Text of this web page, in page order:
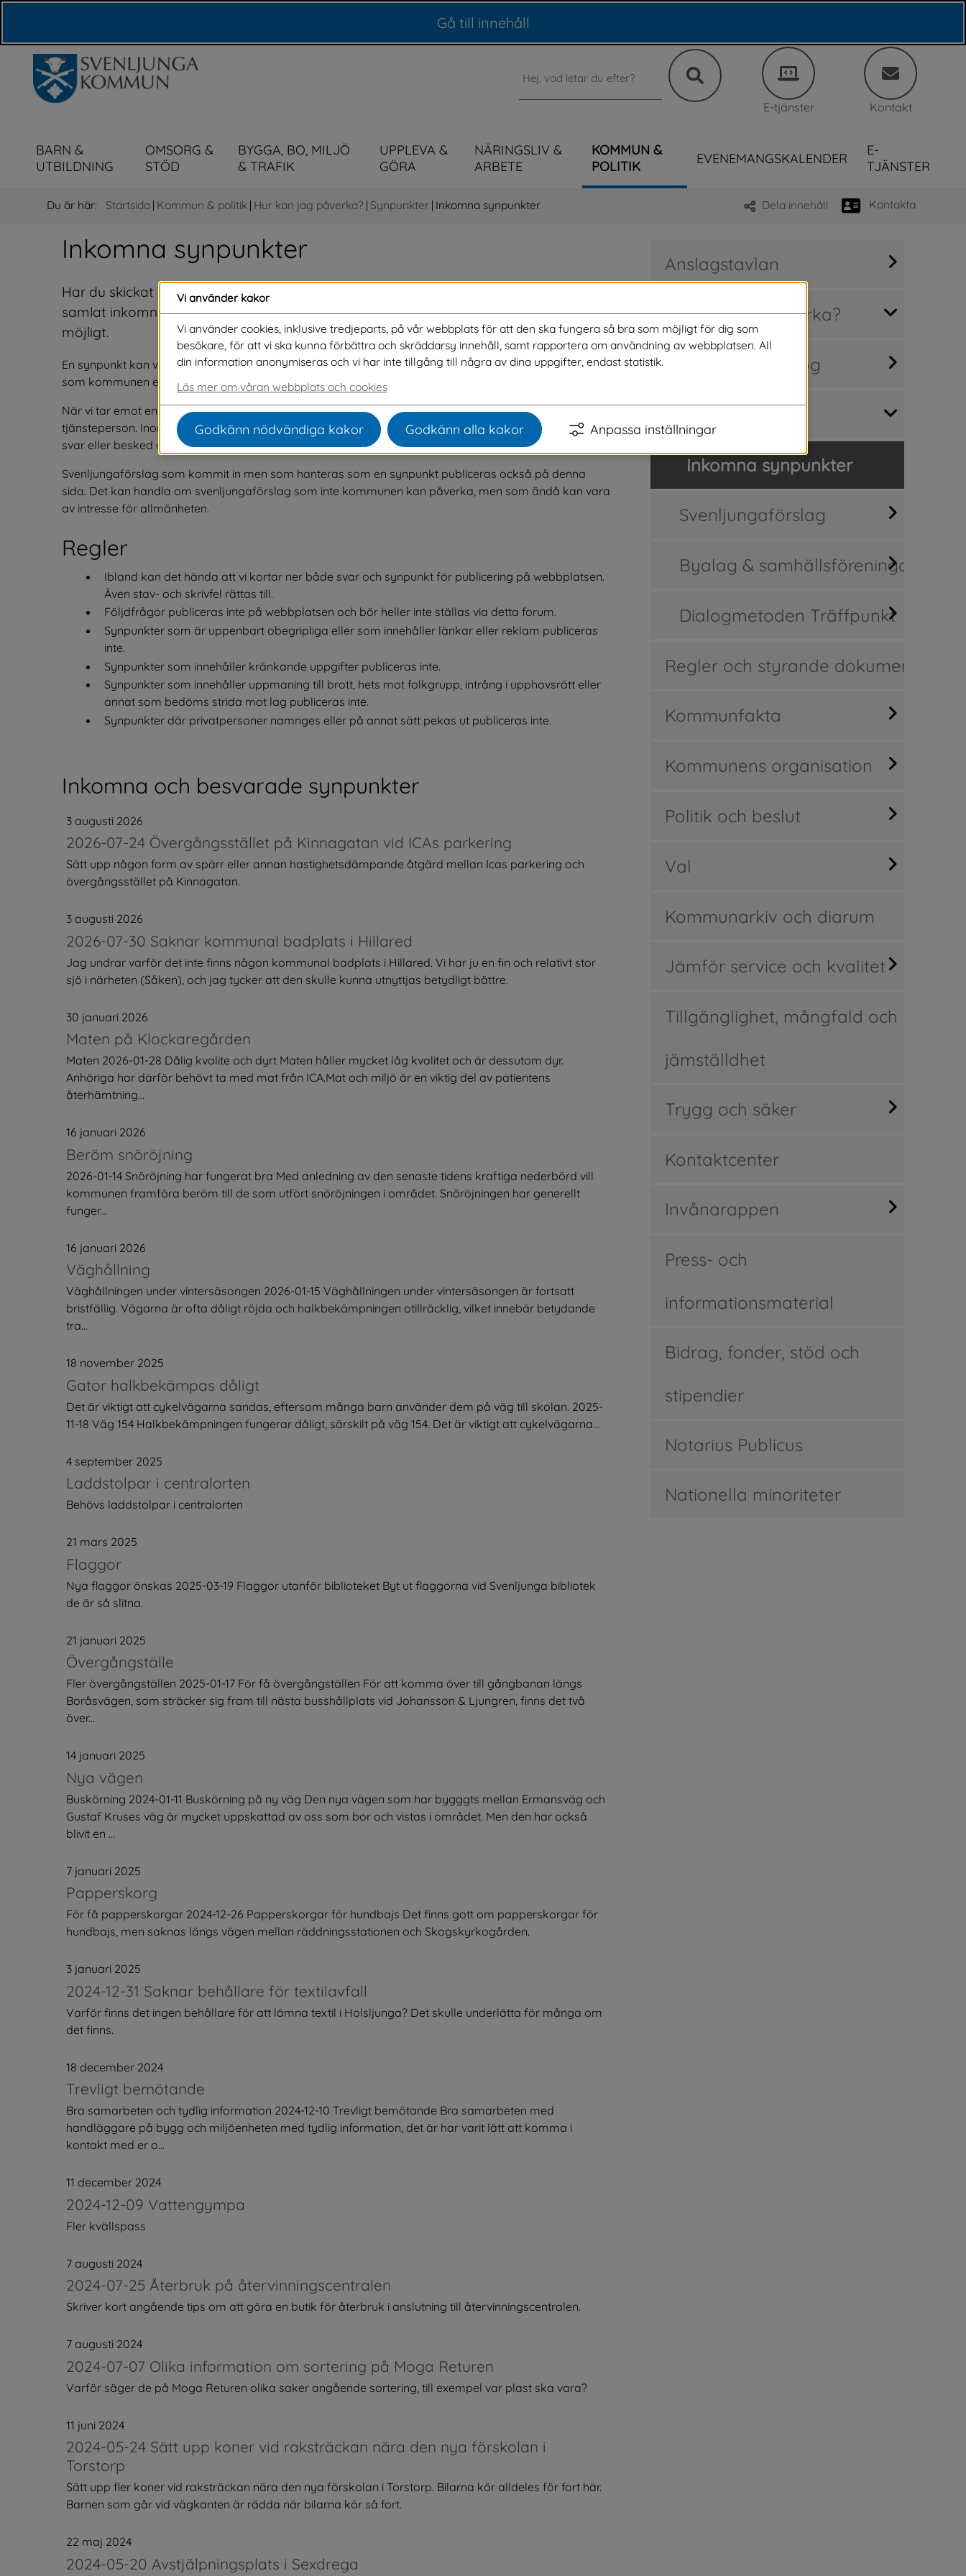
Gå till innehåll
Sök
E-tjänster Kontakt
BARN &
UTBILDNING
OMSORG &
STÖD
BYGGA, BO, MILJÖ
& TRAFIK
UPPLEVA &
GÖRA
NÄRINGSLIV &
ARBETE
KOMMUN &
POLITIK
EVENEMANGSKALENDER
E-
TJÄNSTER
Du är här: Startsida | Kommun & politik | Hur kan jag påverka? | Synpunkter | Inkomna synpunkter Dela innehåll Kontakta
Inkomna synpunkter
Har du skickat in eller funderar på att skicka in en synpunkt? På denna sida har vi
samlat inkomna synpunkter och svar av allmänt intresse. Publicering sker snarast
möjligt.
En synpunkt kan vara ett uttryck eller en åsikt med beröm eller ett klagomål på en tjänst eller service
som kommunen erbjuder eller förväntas erbjuda.
Du lämnar in din synpunkt via vårt webbformulär.
När vi tar emot en synpunkt registreras det hos oss. Sedan lämnas det vidare till ansvarig
tjänsteperson. Inom fyra arbetsdagar ska du ha fått återkoppling om att vi mottagit din synpunkt samt
svar eller besked om hur lång tid svaret beräknas ta.
Svenljungaförslag som kommit in men som hanteras som en synpunkt publiceras också på denna
sida. Det kan handla om svenljungaförslag som inte kommunen kan påverka, men som ändå kan vara
av intresse för allmänheten.
Regler
Ibland kan det hända att vi kortar ner både svar och synpunkt för publicering på webbplatsen.
Även stav- och skrivfel rättas till.
Följdfrågor publiceras inte på webbplatsen och bör heller inte ställas via detta forum.
Synpunkter som är uppenbart obegripliga eller som innehåller länkar eller reklam publiceras
inte.
Synpunkter som innehåller kränkande uppgifter publiceras inte.
Synpunkter som innehåller uppmaning till brott, hets mot folkgrupp, intrång i upphovsrätt eller
annat som bedöms strida mot lag publiceras inte.
Synpunkter där privatpersoner namnges eller på annat sätt pekas ut publiceras inte.
Inkomna och besvarade synpunkter
3 augusti 2026
2026-07-24 Övergångsstället på Kinnagatan vid ICAs parkering
Sätt upp någon form av spärr eller annan hastighetsdämpande åtgärd mellan Icas parkering och
övergångsstället på Kinnagatan.
3 augusti 2026
2026-07-30 Saknar kommunal badplats i Hillared
Jag undrar varför det inte finns någon kommunal badplats i Hillared. Vi har ju en fin och relativt stor
sjö i närheten (Såken), och jag tycker att den skulle kunna utnyttjas betydligt bättre.
30 januari 2026
Maten på Klockaregården
Maten 2026-01-28 Dålig kvalite och dyrt Maten håller mycket låg kvalitet och är dessutom dyr.
Anhöriga har därför behövt ta med mat från ICA.Mat och miljö är en viktig del av patientens
återhämtning...
16 januari 2026
Beröm snöröjning
2026-01-14 Snöröjning har fungerat bra Med anledning av den senaste tidens kraftiga nederbörd vill
kommunen framföra beröm till de som utfört snöröjningen i området. Snöröjningen har generellt
funger...
16 januari 2026
Väghållning
Väghållningen under vintersäsongen 2026-01-15 Väghållningen under vintersäsongen är fortsatt
bristfällig. Vägarna är ofta dåligt röjda och halkbekämpningen otillräcklig, vilket innebär betydande
tra...
18 november 2025
Gator halkbekämpas dåligt
Det är viktigt att cykelvägarna sandas, eftersom många barn använder dem på väg till skolan. 2025-
11-18 Väg 154 Halkbekämpningen fungerar dåligt, särskilt på väg 154. Det är viktigt att cykelvägarna...
4 september 2025
Laddstolpar i centralorten
Behövs laddstolpar i centralorten
21 mars 2025
Flaggor
Nya flaggor önskas 2025-03-19 Flaggor utanför biblioteket Byt ut flaggorna vid Svenljunga bibliotek
de är så slitna.
21 januari 2025
Övergångställe
Fler övergångställen 2025-01-17 För få övergångställen För att komma över till gångbanan längs
Boråsvägen, som sträcker sig fram till nästa busshållplats vid Johansson & Ljungren, finns det två
över...
14 januari 2025
Nya vägen
Buskörning 2024-01-11 Buskörning på ny väg Den nya vägen som har bygggts mellan Ermansväg och
Gustaf Kruses väg är mycket uppskattad av oss som bor och vistas i området. Men den har också
blivit en ...
7 januari 2025
Papperskorg
För få papperskorgar 2024-12-26 Papperskorgar för hundbajs Det finns gott om papperskorgar för
hundbajs, men saknas längs vägen mellan räddningsstationen och Skogskyrkogården.
3 januari 2025
2024-12-31 Saknar behållare för textilavfall
Varför finns det ingen behållare för att lämna textil i Holsljunga? Det skulle underlätta för många om
det finns.
18 december 2024
Trevligt bemötande
Bra samarbeten och tydlig information 2024-12-10 Trevligt bemötande Bra samarbeten med
handläggare på bygg och miljöenheten med tydlig information, det är har varit lätt att komma i
kontakt med er o...
11 december 2024
2024-12-09 Vattengympa
Fler kvällspass
7 augusti 2024
2024-07-25 Återbruk på återvinningscentralen
Skriver kort angående tips om att göra en butik för återbruk i anslutning till återvinningscentralen.
7 augusti 2024
2024-07-07 Olika information om sortering på Moga Returen
Varför säger de på Moga Returen olika saker angående sortering, till exempel var plast ska vara?
11 juni 2024
2024-05-24 Sätt upp koner vid raksträckan nära den nya förskolan i
Torstorp
Sätt upp fler koner vid raksträckan nära den nya förskolan i Torstorp. Bilarna kör alldeles för fort här.
Barnen som går vid vägkanten är rädda när bilarna kör så fort.
22 maj 2024
2024-05-20 Avstjälpningsplats i Sexdrega
Anslagstavlan
Hur kan jag påverka?
Medborgardialog
Inkomna synpunkter
Svenljungaförslag
Byalag & samhällsföreningar
Dialogmetoden Träffpunkt
Regler och styrande dokument
Kommunfakta
Kommunens organisation
Politik och beslut
Val
Kommunarkiv och diarum
Jämför service och kvalitet
Tillgänglighet, mångfald och
jämställdhet
Trygg och säker
Kontaktcenter
Invånarappen
Press- och
informationsmaterial
Bidrag, fonder, stöd och
stipendier
Notarius Publicus
Nationella minoriteter
Vi använder kakor
Vi använder cookies, inklusive tredjeparts, på vår webbplats för att den ska fungera så bra som möjligt för dig som
besökare, för att vi ska kunna förbättra och skräddarsy innehåll, samt rapportera om användning av webbplatsen. All
din information anonymiseras och vi har inte tillgång till några av dina uppgifter, endast statistik.
Läs mer om våran webbplats och cookies
Godkänn nödvändiga kakor Godkänn alla kakor Anpassa inställningar